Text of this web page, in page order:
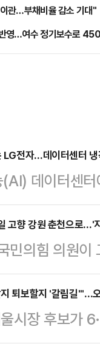
관…부채비율 감소 기대"
영…여수 정기보수로
LG전자…데이터센터
데이터센
확대하는 방
발열 문제가
이터센터향
행보다.29일
향 공조 관련
200명 수준
고향 강원 춘천으로…'
민의힘 의원
원유세에 나
확충의 상징
힘을 싣겠
은 오는 30일
퇴보할지 '갈림길'"…
시장 후보가
느냐 갈림길